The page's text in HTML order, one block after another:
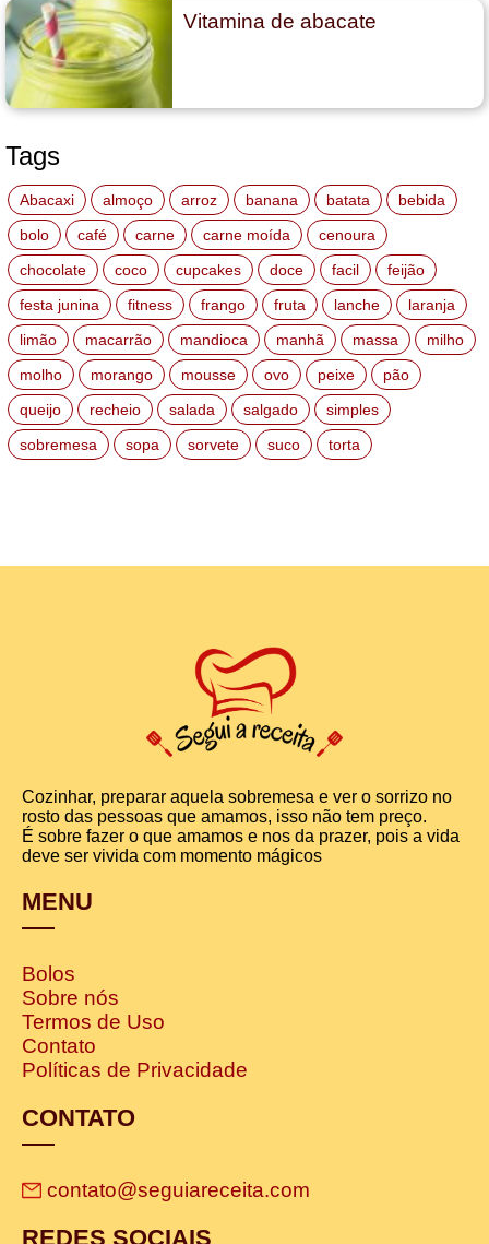
Vitamina de abacate
Tags
Abacaxi almoço arroz banana batata
bebida
bolo
café carne carne moída
cenoura
chocolate
coco cupcakes doce facil
feijão
festa junina
fitness frango fruta lanche
laranja
limão
macarrão mandioca manhã massa
milho
molho
morango mousse ovo peixe
pão
queijo
recheio salada salgado
simples
sobremesa
sopa sorvete suco torta
Cozinhar, preparar aquela sobremesa e ver o sorrizo no
rosto das pessoas que amamos, isso não tem preço.
É sobre fazer o que amamos e nos da prazer, pois a vida
deve ser vivida com momento mágicos
MENU
Bolos
Sobre nós
Termos de Uso
Contato
Políticas de Privacidade
CONTATO
contato@seguiareceita.com
REDES SOCIAIS